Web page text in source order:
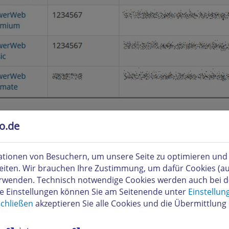
Ihrer E-Mail Adresse(n)
Stelle erhalten Sie die Möglichkeit, die bereits
auf Ihre eigene Mailbox weiterzuleiten.
folgenden Fenster im Textfeld "Weiterleitung" Ihre
Namen "webmaster" und den Alias "postmaster"
Sie Ihren E-Mail Wunschnamen ein.
E-Mails an eine Ihrer E-Mail Adressen
Domain (= Ihr Internetname) rechts vom @-Zeichen
von Besuchern, um unsere Seite zu optimieren
Wir brauchen Ihre Zustimmung, um dafür Cookies
Technisch notwendige Cookies werden auch bei
Einstellungen können Sie am Seitenende unter
akzeptieren Sie alle Cookies und die